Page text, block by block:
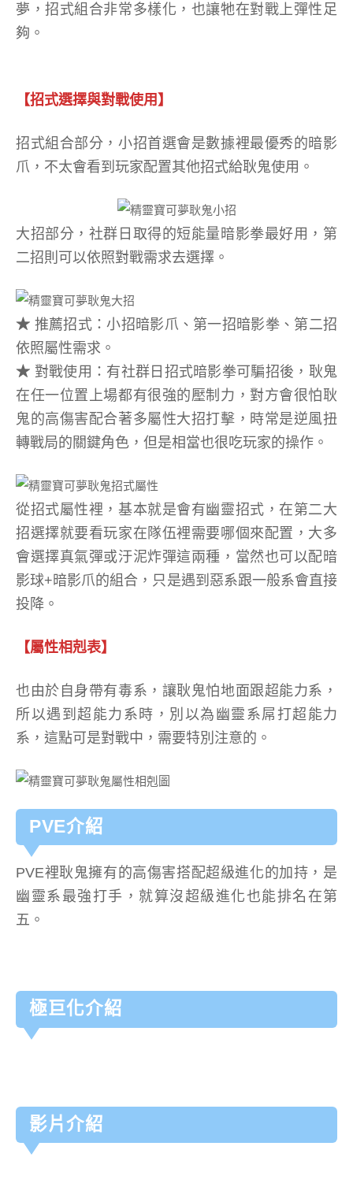
夢，招式組合非常多樣化，也讓牠在對戰上彈性足
夠。
【招式選擇與對戰使用】
招式組合部分，小招首選會是數據裡最優秀的暗影
爪，不太會看到玩家配置其他招式給耿鬼使用。
大招部分，社群日取得的短能量暗影拳最好用，第
二招則可以依照對戰需求去選擇。
★ 推薦招式：小招暗影爪、第一招暗影拳、第二招
依照屬性需求。
★ 對戰使用：有社群日招式暗影拳可騙招後，耿鬼
在任一位置上場都有很強的壓制力，對方會很怕耿
鬼的高傷害配合著多屬性大招打擊，時常是逆風扭
轉戰局的關鍵角色，但是相當也很吃玩家的操作。
從招式屬性裡，基本就是會有幽靈招式，在第二大
招選擇就要看玩家在隊伍裡需要哪個來配置，大多
會選擇真氣彈或汙泥炸彈這兩種，當然也可以配暗
影球+暗影爪的組合，只是遇到惡系跟一般系會直接
投降。
【屬性相剋表】
也由於自身帶有毒系，讓耿鬼怕地面跟超能力系，
所以遇到超能力系時，別以為幽靈系屌打超能力
系，這點可是對戰中，需要特別注意的。
PVE介紹
PVE裡耿鬼擁有的高傷害搭配超級進化的加持，是
幽靈系最強打手，就算沒超級進化也能排名在第
五。
極巨化介紹
影片介紹